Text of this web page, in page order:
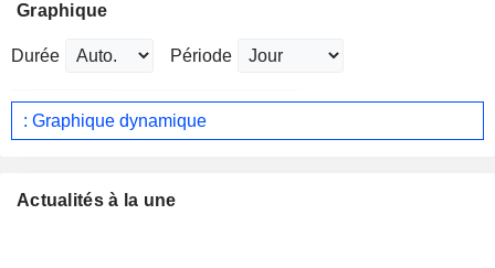
Graphique
Durée Période
: Graphique dynamique
Actualités à la une